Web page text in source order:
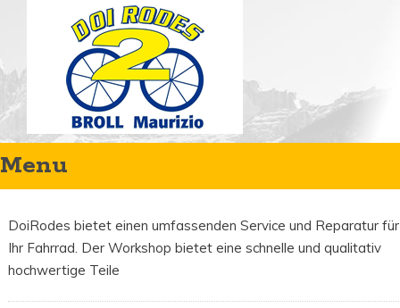
Sa: 9.00 bis 12.00 Uhr
Menu
Skip
to
content
DoiRodes bietet einen umfassenden Service und Reparatur für
Ihr Fahrrad. Der Workshop bietet eine schnelle und qualitativ
hochwertige Teile